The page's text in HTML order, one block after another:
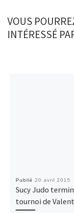
VOUS
INTÉRESSÉ
Publié 20 avril 2015
Sucy Judo
tournoi de